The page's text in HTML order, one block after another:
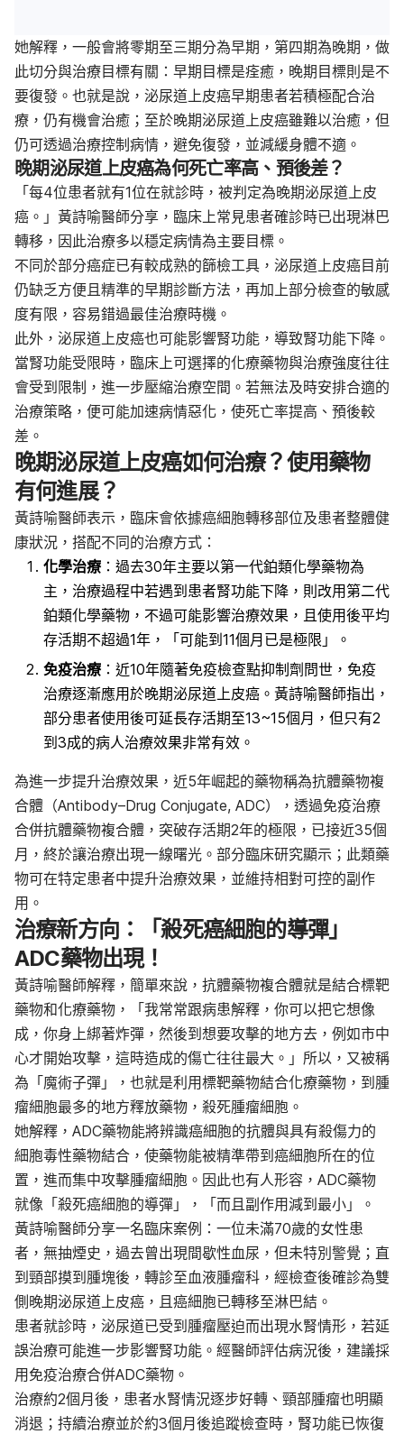
她解釋，一般會將零期至三期分為早期，第四期為晚期，做
此切分與治療目標有關：早期目標是痊癒，晚期目標則是不
要復發。也就是說，泌尿道上皮癌早期患者若積極配合治
療，仍有機會治癒；至於晚期泌尿道上皮癌雖難以治癒，但
仍可透過治療控制病情，避免復發，並減緩身體不適。
晚期泌尿道上皮癌為何死亡率高、預後差？
「每4位患者就有1位在就診時，被判定為晚期泌尿道上皮
癌。」黃詩喻醫師分享，臨床上常見患者確診時已出現淋巴
轉移，因此治療多以穩定病情為主要目標。
不同於部分癌症已有較成熟的篩檢工具，泌尿道上皮癌目前
仍缺乏方便且精準的早期診斷方法，再加上部分檢查的敏感
度有限，容易錯過最佳治療時機。
此外，泌尿道上皮癌也可能影響腎功能，導致腎功能下降。
當腎功能受限時，臨床上可選擇的化療藥物與治療強度往往
會受到限制，進一步壓縮治療空間。若無法及時安排合適的
治療策略，便可能加速病情惡化，使死亡率提高、預後較
差。
晚期泌尿道上皮癌如何治療？使用藥物
有何進展？
黃詩喻醫師表示，臨床會依據癌細胞轉移部位及患者整體健
康狀況，搭配不同的治療方式：
化學治療 ：過去30年主要以第一代鉑類化學藥物為
主，治療過程中若遇到患者腎功能下降，則改用第二代
鉑類化學藥物，不過可能影響治療效果，且使用後平均
存活期不超過1年，「可能到11個月已是極限」。
免疫治療 ：近10年隨著免疫檢查點抑制劑問世，免疫
治療逐漸應用於晚期泌尿道上皮癌。黃詩喻醫師指出，
部分患者使用後可延長存活期至13~15個月，但只有2
到3成的病人治療效果非常有效。
為進一步提升治療效果，近5年崛起的藥物稱為抗體藥物複
合體（Antibody–Drug Conjugate, ADC），透過免疫治療
合併抗體藥物複合體，突破存活期2年的極限，已接近35個
月，終於讓治療出現一線曙光。部分臨床研究顯示；此類藥
物可在特定患者中提升治療效果，並維持相對可控的副作
用。
治療新方向：「殺死癌細胞的導彈」
ADC藥物出現！
黃詩喻醫師解釋，簡單來說，抗體藥物複合體就是結合標靶
藥物和化療藥物，「我常常跟病患解釋，你可以把它想像
成，你身上綁著炸彈，然後到想要攻擊的地方去，例如市中
心才開始攻擊，這時造成的傷亡往往最大。」所以，又被稱
為「魔術子彈」，也就是利用標靶藥物結合化療藥物，到腫
瘤細胞最多的地方釋放藥物，殺死腫瘤細胞。
她解釋，ADC藥物能將辨識癌細胞的抗體與具有殺傷力的
細胞毒性藥物結合，使藥物能被精準帶到癌細胞所在的位
置，進而集中攻擊腫瘤細胞。因此也有人形容，ADC藥物
就像「殺死癌細胞的導彈」，「而且副作用減到最小」。
黃詩喻醫師分享一名臨床案例：一位未滿70歲的女性患
者，無抽煙史，過去曾出現間歇性血尿，但未特別警覺；直
到頸部摸到腫塊後，轉診至血液腫瘤科，經檢查後確診為雙
側晚期泌尿道上皮癌，且癌細胞已轉移至淋巴結。
患者就診時，泌尿道已受到腫瘤壓迫而出現水腎情形，若延
誤治療可能進一步影響腎功能。經醫師評估病況後，建議採
用免疫治療合併ADC藥物。
治療約2個月後，患者水腎情況逐步好轉、頸部腫瘤也明顯
消退；持續治療並於約3個月後追蹤檢查時，腎功能已恢復